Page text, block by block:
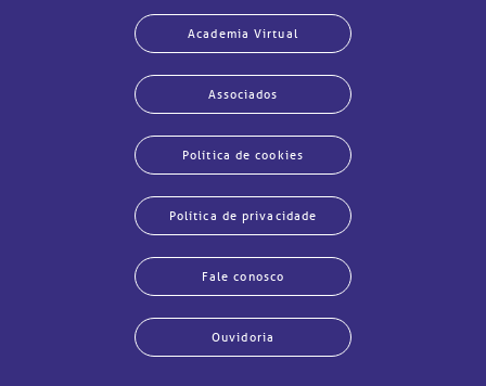
Academia Virtual
Associados
Política de cookies
Política de privacidade
Fale conosco
Ouvidoria